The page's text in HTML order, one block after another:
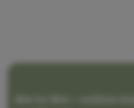
Me to We – online